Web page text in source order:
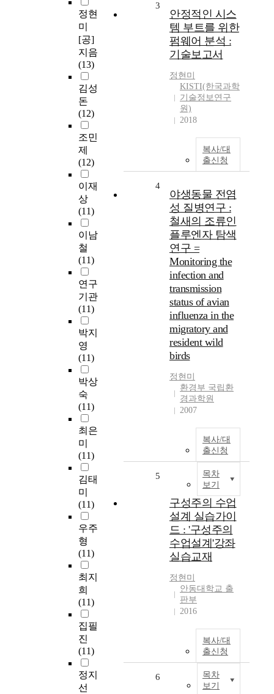
정현
미
[공]
지음
(13)
김성
돈
(12)
조민
제
(12)
이재
상
(11)
이남
철
(11)
연구
기관
(11)
박지
영
(11)
박상
숙
(11)
최은
미
(11)
김태
미
(11)
우주
형
(11)
최지
희
(11)
집필
진
(11)
정지
선
3
안정적인 시스
템 부트를 위한
펌웨어 분석 :
기술보고서
정현미
KISTI(한국과학
기술정보연구
원)
2018
복사/대
출신청
4
야생동물 전염
성 질병연구 :
철새의 조류인
플루엔자 탐색
연구 =
Monitoring the
infection and
transmission
status of avian
influenza in the
migratory and
resident wild
birds
정현미
환경부 국립환
경과학원
2007
복사/대
출신청
목차
보기
5
구성주의 수업
설계 실습가이
드 : '구성주의
수업설계'강좌
실습교재
정현미
안동대학교 출
판부
2016
복사/대
출신청
목차
보기
6